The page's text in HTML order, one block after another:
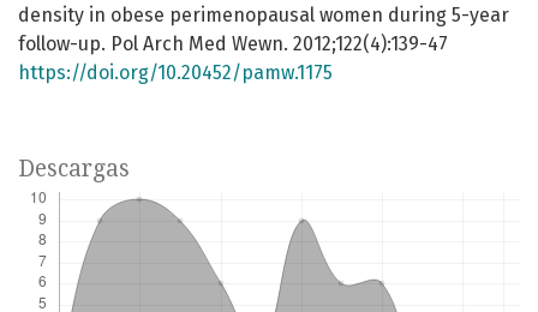
density in obese perimenopausal women during 5-year
follow-up. Pol Arch Med Wewn. 2012;122(4):139-47
https://doi.org/10.20452/pamw.1175
Descargas